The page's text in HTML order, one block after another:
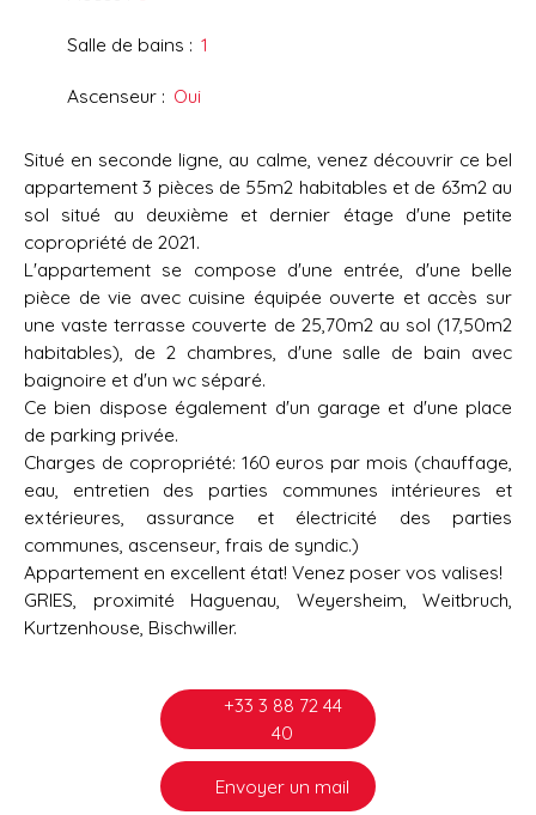
Salle de bains : 1
Ascenseur : Oui
Situé en seconde ligne, au calme, venez découvrir ce bel
appartement 3 pièces de 55m2 habitables et de 63m2 au
sol situé au deuxième et dernier étage d'une petite
copropriété de 2021.
L'appartement se compose d'une entrée, d'une belle
pièce de vie avec cuisine équipée ouverte et accès sur
une vaste terrasse couverte de 25,70m2 au sol (17,50m2
habitables), de 2 chambres, d'une salle de bain avec
baignoire et d'un wc séparé.
Ce bien dispose également d'un garage et d'une place
de parking privée.
Charges de copropriété: 160 euros par mois (chauffage,
eau, entretien des parties communes intérieures et
extérieures, assurance et électricité des parties
communes, ascenseur, frais de syndic.)
Appartement en excellent état! Venez poser vos valises!
GRIES, proximité Haguenau, Weyersheim, Weitbruch,
Kurtzenhouse, Bischwiller.
+33 3 88 72 44
40
Envoyer un mail